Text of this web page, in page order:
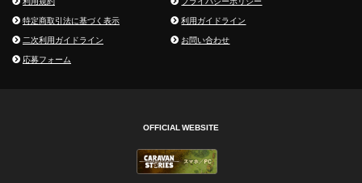
特定商取引法に基づく表示
利用ガイドライン
二次利用ガイドライン
お問い合わせ
応募フォーム
OFFICIAL WEBSITE